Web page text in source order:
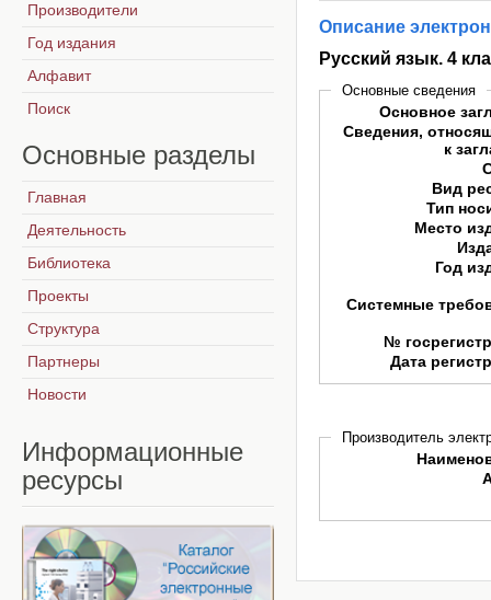
Описание
Русский язык. 4
Основные сведения
Основное
Сведения,
к
Вид
Тип
Место
Год
Системные
№
Дата
Производитель
Производители
Год издания
Алфавит
Поиск
Основные разделы
Главная
Деятельность
Библиотека
Проекты
Структура
Партнеры
Новости
Информационные
ресурсы